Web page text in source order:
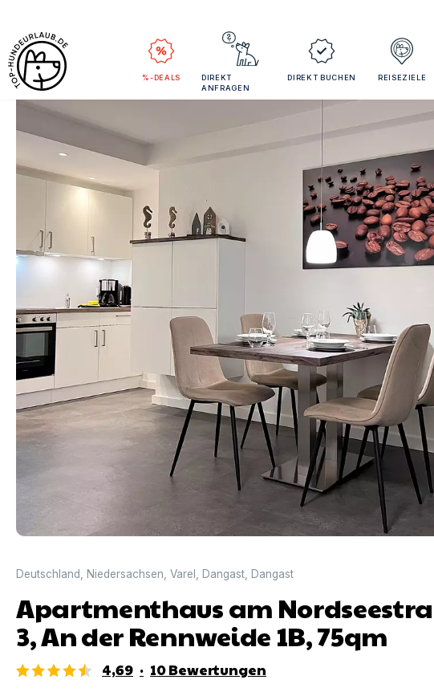
%-DEALS
DIREKT
ANFRAGEN
DIREKT BUCHEN REISEZIELE
Deutschland Niedersachsen Varel Dangast Dangast
Apartmenthaus am
3, An der Rennweide 1B, 75qm
4,69 · 10Bewertungen